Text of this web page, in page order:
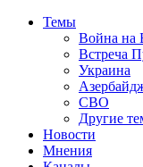
Темы
Война на
Встреча
Украина
СВО
Другие
Новости
Мнения